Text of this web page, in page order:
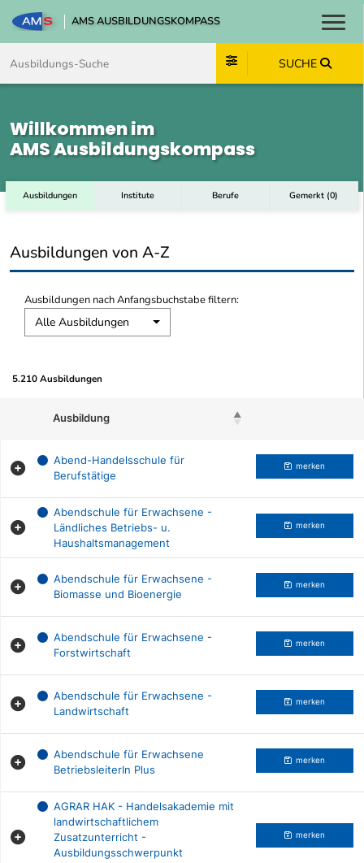
AMS AUSBILDUNGSKOMPASS
SUCHE
Willkommen im
AMS Ausbildungskompass
Ausbildungen Institute Berufe Gemerkt (0)
Ausbildungen von A-Z
Ausbildungen nach Anfangsbuchstabe filtern:
Alle Ausbildungen
5.210 Ausbildungen
Ausbildung
Abend-Handelsschule für
Berufstätige
merken
Abendschule für Erwachsene -
Ländliches Betriebs- u.
Haushaltsmanagement
merken
Abendschule für Erwachsene -
Biomasse und Bioenergie
merken
Abendschule für Erwachsene -
Forstwirtschaft
merken
Abendschule für Erwachsene -
Landwirtschaft
merken
Abendschule für Erwachsene
BetriebsleiterIn Plus
merken
AGRAR HAK - Handelsakademie mit
landwirtschaftlichem
Zusatzunterricht -
Ausbildungsschwerpunkt
merken